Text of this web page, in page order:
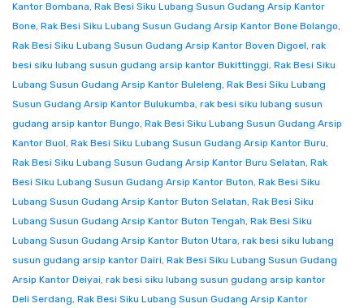
Kantor Bombana, Rak Besi Siku Lubang Susun Gudang Arsip Kantor
Bone, Rak Besi Siku Lubang Susun Gudang Arsip Kantor Bone Bolango,
Rak Besi Siku Lubang Susun Gudang Arsip Kantor Boven Digoel, rak
besi siku lubang susun gudang arsip kantor Bukittinggi, Rak Besi Siku
Lubang Susun Gudang Arsip Kantor Buleleng, Rak Besi Siku Lubang
Susun Gudang Arsip Kantor Bulukumba, rak besi siku lubang susun
gudang arsip kantor Bungo, Rak Besi Siku Lubang Susun Gudang Arsip
Kantor Buol, Rak Besi Siku Lubang Susun Gudang Arsip Kantor Buru,
Rak Besi Siku Lubang Susun Gudang Arsip Kantor Buru Selatan, Rak
Besi Siku Lubang Susun Gudang Arsip Kantor Buton, Rak Besi Siku
Lubang Susun Gudang Arsip Kantor Buton Selatan, Rak Besi Siku
Lubang Susun Gudang Arsip Kantor Buton Tengah, Rak Besi Siku
Lubang Susun Gudang Arsip Kantor Buton Utara, rak besi siku lubang
susun gudang arsip kantor Dairi, Rak Besi Siku Lubang Susun Gudang
Arsip Kantor Deiyai, rak besi siku lubang susun gudang arsip kantor
Deli Serdang, Rak Besi Siku Lubang Susun Gudang Arsip Kantor